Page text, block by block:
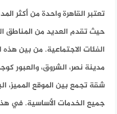
تعتبر القاهرة واحدة من أكثر
حيث تقدم العديد من المناطق
الفئات الاجتماعية. من بين هذه
مدينة نصر، الشروق، والعبور
شقة تجمع بين الموقع المميز،
جميع الخدمات الأساسية. في